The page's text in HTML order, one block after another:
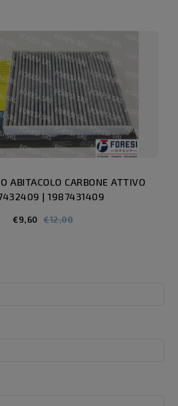
ABITACOLO CARBONE ATTIVO
| 1987431409
€9,60 €12,00